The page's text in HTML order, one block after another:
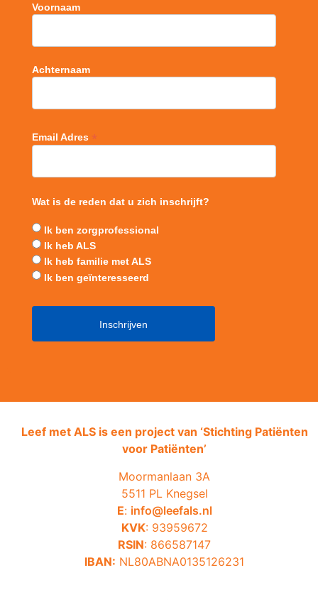
Voornaam
Achternaam
Email Adres *
Wat is de reden dat u zich inschrijft?
Ik ben zorgprofessional
Ik heb ALS
Ik heb familie met ALS
Ik ben geïnteresseerd
Leef met ALS is een project van ‘Stichting Patiënten
voor Patiënten’
Moormanlaan 3A
5511 PL Knegsel
E: info@leefals.nl
KVK: 93959672
RSIN: 866587147
IBAN: NL80ABNA0135126231